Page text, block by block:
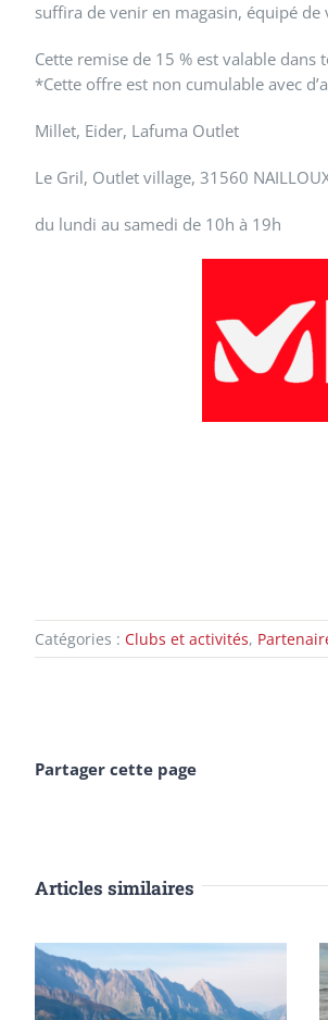
suffira de venir en magasin, équipé
Cette remise de 15 % est valable
*Cette offre est non cumulable avec
Millet, Eider, Lafuma Outlet
Le Gril, Outlet village, 31560
du lundi au samedi de 10h à 19h
Catégories : Clubs et activités,
Partager cette page
Articles similaires